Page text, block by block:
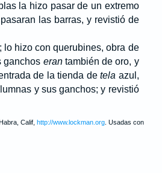
la hizo pasar de un extremo
las barras, y revistió de
hizo con querubines, obra de
ganchos erantambién de oro, y
de la tienda detela azul,
y sus ganchos; y revistió
Calif, http://www.lockman.org. Usadas con